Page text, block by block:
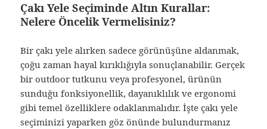
Çakı Yele Seçiminde Altın Kurallar:
Nelere Öncelik Vermelisiniz?
Bir çakı yele alırken sadece görünüşüne aldanmak,
çoğu zaman hayal kırıklığıyla sonuçlanabilir. Gerçek
bir outdoor tutkunu veya profesyonel, ürünün
sunduğu fonksiyonellik, dayanıklılık ve ergonomi
gibi temel özelliklere odaklanmalıdır. İşte çakı yele
seçiminizi yaparken göz önünde bulundurmanız